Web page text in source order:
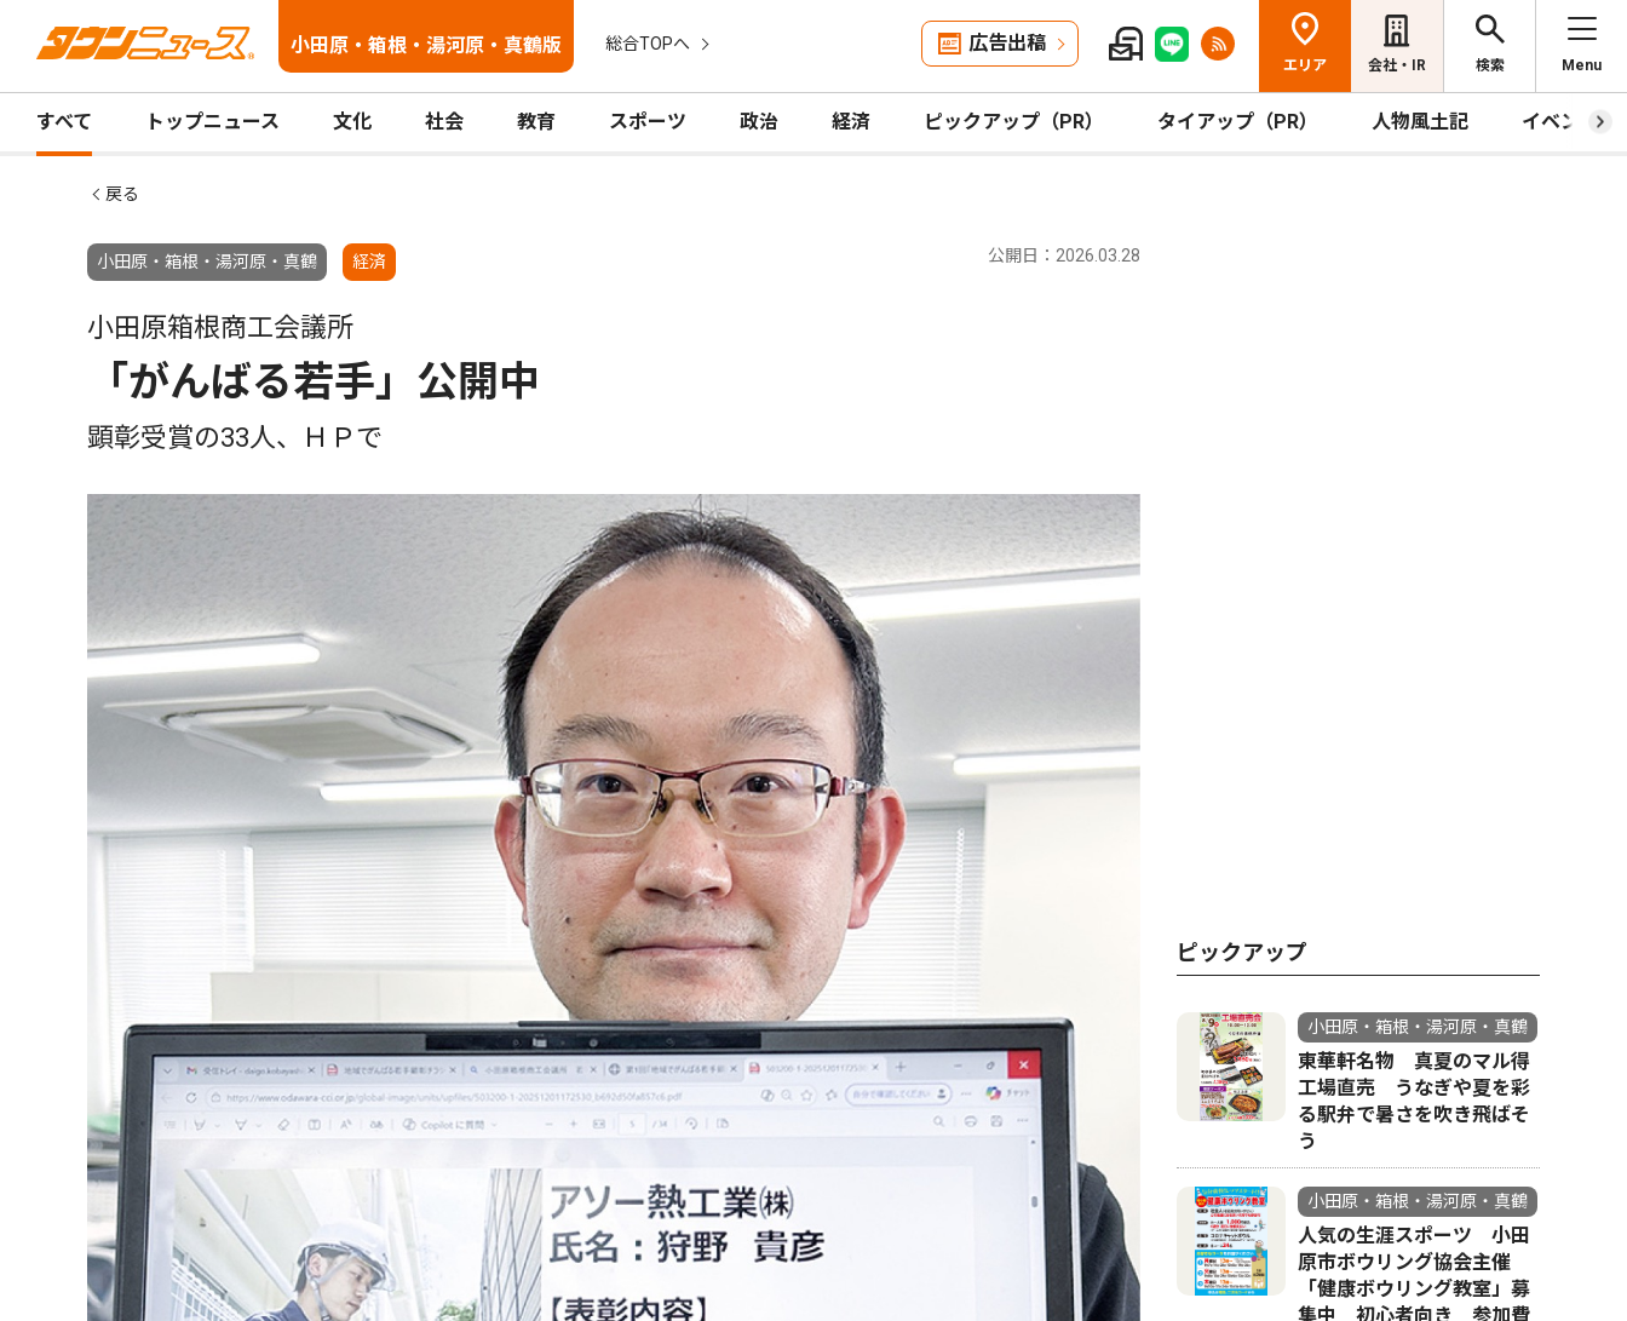
小田原・箱根・湯河原・真鶴版 総合TOPへ 広告出稿
エリア 会社・IR 検索 Menu
すべて トップニュース 文化 社会 教育 スポーツ 政治 経済 ピックアップ（PR） タイアップ（PR） 人物風土記 イベント
戻る
小田原・箱根・湯河原・真鶴 経済 公開日：2026.03.28
小田原箱根商工会議所
「がんばる若手」公開中
顕彰受賞の33人、ＨＰで
ピックアップ
小田原・箱根・湯河原・真鶴
東華軒名物 真夏のマル得
工場直売 うなぎや夏を彩
る駅弁で暑さを吹き飛ばそ
う
小田原・箱根・湯河原・真鶴
人気の生涯スポーツ 小田
原市ボウリング協会主催
「健康ボウリング教室」募
集中 初心者向き 参加費